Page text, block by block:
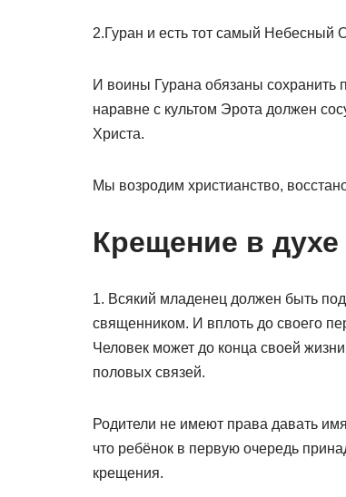
2.Гуран и есть тот самый Небесный
И воины Гурана обязаны сохранить
наравне с культом Эрота должен
Христа.
Мы возродим христианство,
Крещение в духе
1. Всякий младенец должен быть
священником. И вплоть до своего
Человек может до конца своей
половых связей.
Родители не имеют права давать
что ребёнок в первую очередь
крещения.